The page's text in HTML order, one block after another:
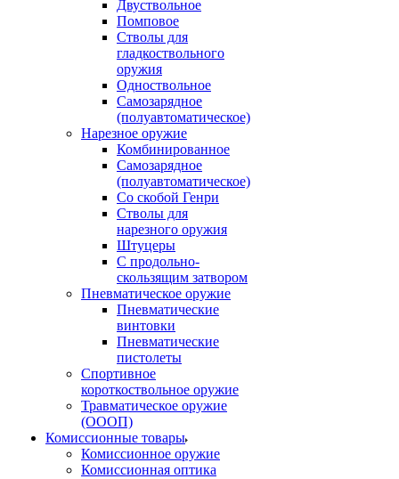
Двуствольное
Помповое
Стволы для
гладкоствольного
оружия
Одноствольное
Самозарядное
(полуавтоматическое)
Нарезное оружие
Комбинированное
Самозарядное
(полуавтоматическое)
Со скобой Генри
Стволы для
нарезного оружия
Штуцеры
С продольно-
скользящим затвором
Пневматическое оружие
Пневматические
винтовки
Пневматические
пистолеты
Спортивное
короткоствольное оружие
Травматическое оружие
(ОООП)
Комиссионные товары
Комиссионное оружие
Комиссионная оптика